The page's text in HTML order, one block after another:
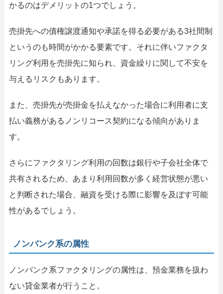
かるのはデメリットの1つでしょう。
売掛先への債権譲渡通知や承諾を得る必要がある3社間制
というのも時間がかかる要素です。それに伴いファクタ
リング利用を売掛先に知られ、資金繰りに関して不安を
与えるリスクもあります。
また、売掛先が売掛金を払えなかった場合に利用者に支
払い義務があるノンリコース契約になる傾向がありま
す。
さらにファクタリング利用の回数は銀行や子会社全体で
共有されるため、あまり利用回数が多く経営状態が悪い
と判断された場合、融資を受ける際に影響を及ぼす可能
性があるでしょう。
ノンバンク系の属性
ノンバンク系ファクタリングの属性は、預金業務を扱わ
ない貸金業者が行うこと。